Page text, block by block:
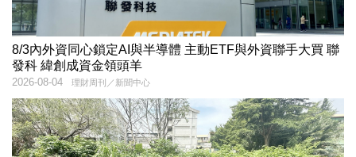
8/3內外資同心鎖定AI與半導體 主動ETF與外資聯手大買 聯
發科 緯創成資金領頭羊
理財周刊／新聞中心
2026-08-04